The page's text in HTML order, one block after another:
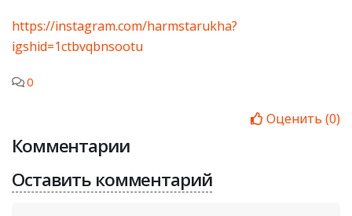
https://instagram.com/harmstarukha?
igshid=1ctbvqbnsootu
0
Оценить (0)
Комментарии
Оставить комментарий